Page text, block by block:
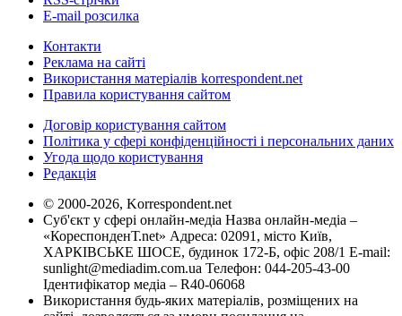
E-mail розсилка
Контакти
Реклама на сайті
Використання матеріалів korrespondent.net
Правила користування сайтом
Договір користування сайтом
Політика у сфері конфіденційності і персональних даних
Угода щодо користування
Редакція
© 2000-2026, Korrespondent.net
Суб'єкт у сфері онлайн-медіа Назва онлайн-медіа –
«КореспонденТ.net» Адреса: 02091, місто Київ,
ХАРКІВСЬКЕ ШОСЕ, будинок 172-Б, офіс 208/1 E-mail:
sunlight@mediadim.com.ua Телефон: 044-205-43-00
Ідентифікатор медіа – R40-06068
Використання будь-яких матеріалів, розміщених на